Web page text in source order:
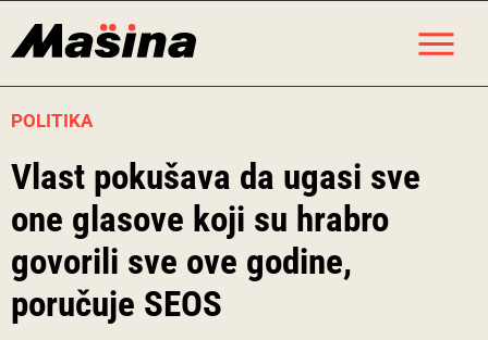
POLITIKA
Vlast pokušava da ugasi sve
one glasove koji su hrabro
govorili sve ove godine,
poručuje SEOS